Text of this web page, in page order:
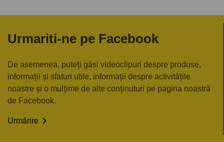
Urmariti-ne pe Facebook
De asemenea, puteți găsi videoclipuri despre produse,
informații și sfaturi utile, informații despre activitățile
noastre și o mulțime de alte conținuturi pe pagina noastră
de Facebook.
Urmărire 